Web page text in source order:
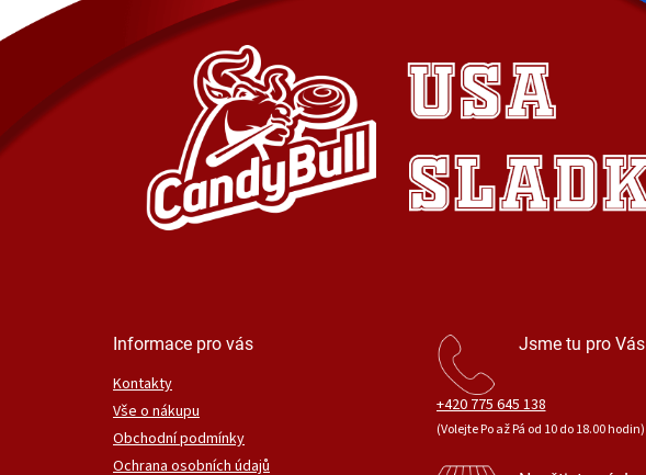
Informace pro vás
Kontakty
Vše o nákupu
Obchodní podmínky
Ochrana osobních údajů
Jsme tu pro Vás
+420 775 645 138
(Volejte Po až Pá od 10 do 18.00 hodin)